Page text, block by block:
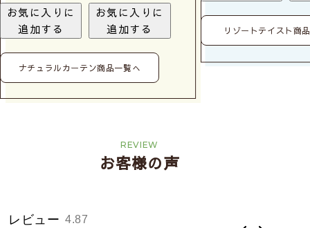
お気に入りに
追加する
お気に入りに
追加する
ナチュラルカーテン商品一覧へ
リゾートテイスト商
REVIEW
お客様の声
レビュー 4.87